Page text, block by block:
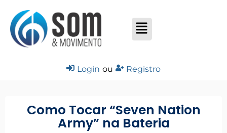
Login ou Registro
Como Tocar “Seven Nation
Army” na Bateria